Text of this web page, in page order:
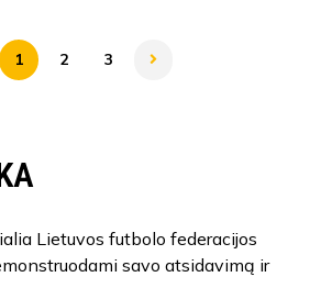
1 2 3
Lietuvos futbolo federacijos
savo atsidavimą ir